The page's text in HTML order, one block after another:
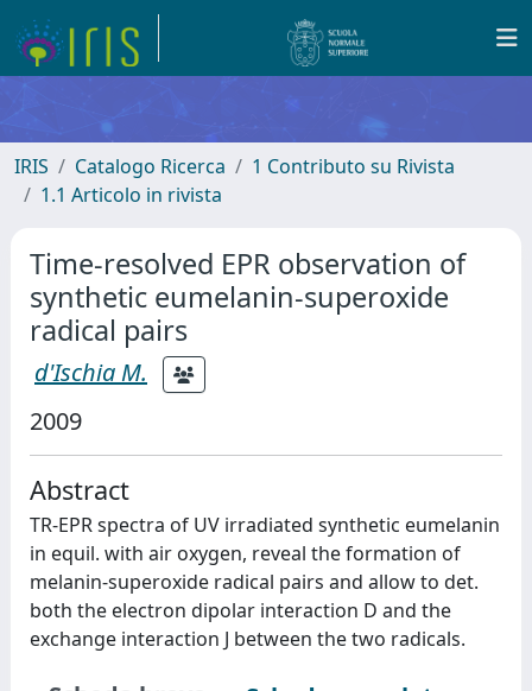
IRIS Catalogo Ricerca
1 Contributo su Rivista
1.1 Articolo in rivista
Time-resolved EPR observation of
synthetic eumelanin-superoxide
radical pairs
d'Ischia M.
2009
Abstract
TR-EPR spectra of UV irradiated synthetic eumelanin
in equil. with air oxygen, reveal the formation of
melanin-superoxide radical pairs and allow to det.
both the electron dipolar interaction D and the
exchange interaction J between the two radicals.